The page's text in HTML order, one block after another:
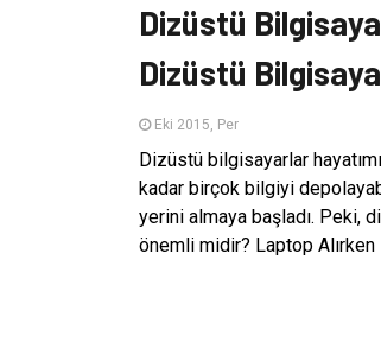
Dizüstü
Dizüstü
Eki 2015, Per
Dizüstü bilgisayarlar
kadar birçok bilgiyi
yerini almaya başladı. Peki,
önemli midir? Laptop Alırken